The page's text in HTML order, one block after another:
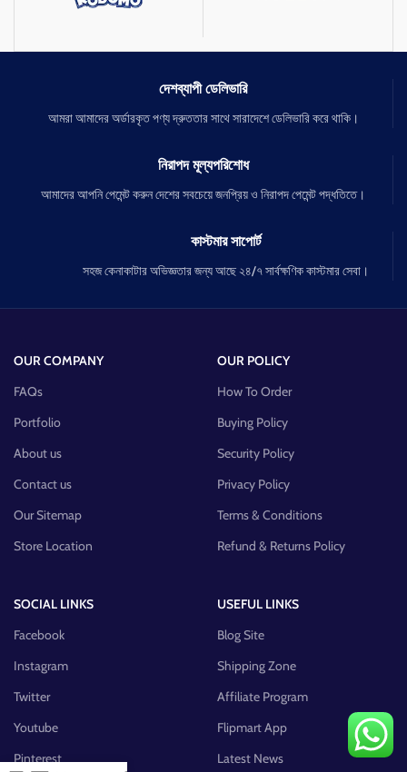
দেশব্যাপী ডেলিভারি
আমরা আমাদের অর্ডারকৃত পণ্য দ্রুততার সাথে সারাদেশে ডেলিভারি করে থাকি।
নিরাপদ মূল্যপরিশোধ
আমাদের আপনি পেমেন্ট করুন দেশের সবচেয়ে জনপ্রিয় ও নিরাপদ পেমেন্ট পদ্ধতিতে।
কাস্টমার সাপোর্ট
সহজ কেনাকাটার অভিজ্ঞতার জন্য আছে ২৪/৭ সার্বক্ষণিক কাস্টমার সেবা।
OUR COMPANY
FAQs
Portfolio
About us
Contact us
Our Sitemap
Store Location
OUR POLICY
How To Order
Buying Policy
Security Policy
Privacy Policy
Terms & Conditions
Refund & Returns Policy
SOCIAL LINKS
Facebook
Instagram
Twitter
Youtube
Pinterest
USEFUL LINKS
Blog Site
Shipping Zone
Affiliate Program
Flipmart App
Latest News